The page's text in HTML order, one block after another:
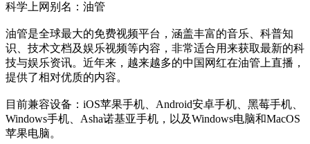
科学上网别名：油管
油管是全球最大的免费视频平台，涵盖丰富的音乐、科普知
识、技术文档及娱乐视频等内容，非常适合用来获取最新的科
技与娱乐资讯。近年来，越来越多的中国网红在油管上直播，
提供了相对优质的内容。
目前兼容设备：iOS苹果手机、Android安卓手机、黑莓手机、
Windows手机、Asha诺基亚手机，以及Windows电脑和MacOS
苹果电脑。